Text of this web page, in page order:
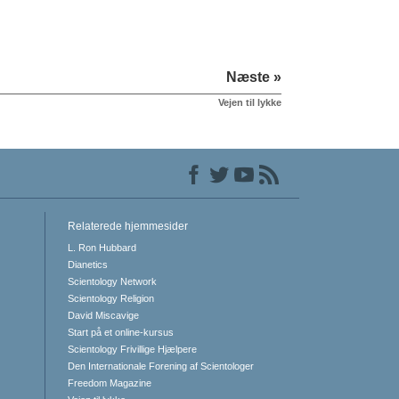
Næste »
Vejen til lykke
Relaterede hjemmesider
L. Ron Hubbard
Dianetics
Scientology Network
Scientology Religion
David Miscavige
Start på et online-kursus
Scientology Frivillige Hjælpere
Den Internationale Forening af Scientologer
Freedom Magazine